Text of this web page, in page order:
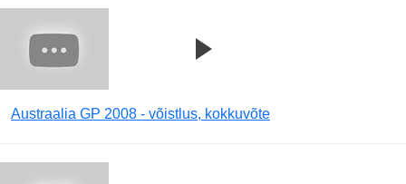
Austraalia GP 2008 - võistlus, kokkuvõte